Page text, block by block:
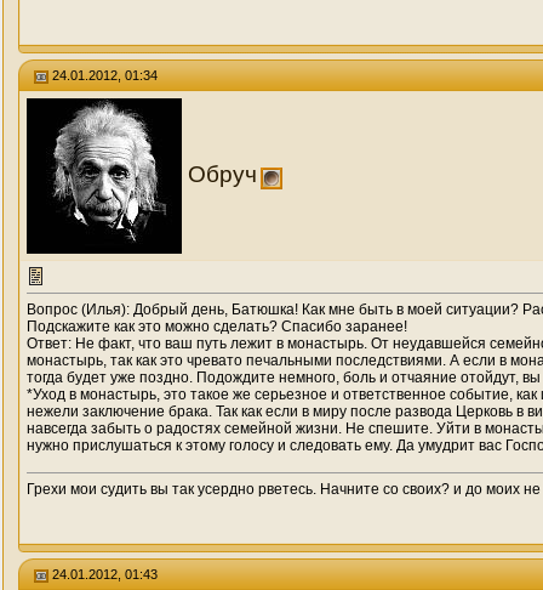
24.01.2012, 01:34
Обруч
Вопрос (Илья): Добрый день, Батюшка! Как мне быть в моей ситуации?
Подскажите как это можно сделать? Спасибо заранее!
Ответ: Не факт, что ваш путь лежит в монастырь. От неудавшейся
монастырь, так как это чревато печальными последствиями. А если в
тогда будет уже поздно. Подождите немного, боль и отчаяние отойдут,
*Уход в монастырь, это такое же серьезное и ответственное событие,
нежели заключение брака. Так как если в миру после развода Церковь
навсегда забыть о радостях семейной жизни. Не спешите. Уйти в
нужно прислушаться к этому голосу и следовать ему. Да умудрит вас
Грехи мои судить вы так усердно рветесь. Начните со своих? и до моих
24.01.2012, 01:43